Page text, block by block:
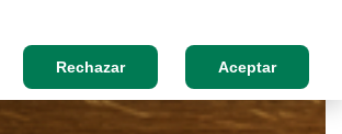
Rechazar Aceptar